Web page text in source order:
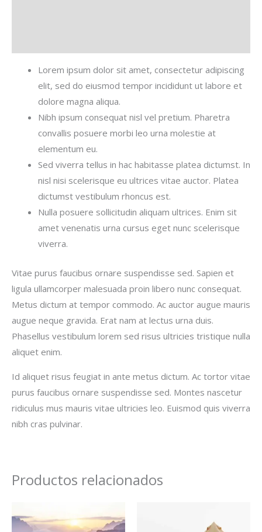
Lorem ipsum dolor sit amet, consectetur adipiscing
elit, sed do eiusmod tempor incididunt ut labore et
dolore magna aliqua.
Nibh ipsum consequat nisl vel pretium. Pharetra
convallis posuere morbi leo urna molestie at
elementum eu.
Sed viverra tellus in hac habitasse platea dictumst. In
nisl nisi scelerisque eu ultrices vitae auctor. Platea
dictumst vestibulum rhoncus est.
Nulla posuere sollicitudin aliquam ultrices. Enim sit
amet venenatis urna cursus eget nunc scelerisque
viverra.
Vitae purus faucibus ornare suspendisse sed. Sapien et
ligula ullamcorper malesuada proin libero nunc consequat.
Metus dictum at tempor commodo. Ac auctor augue mauris
augue neque gravida. Erat nam at lectus urna duis.
Phasellus vestibulum lorem sed risus ultricies tristique nulla
aliquet enim.
Id aliquet risus feugiat in ante metus dictum. Ac tortor vitae
purus faucibus ornare suspendisse sed. Montes nascetur
ridiculus mus mauris vitae ultricies leo. Euismod quis viverra
nibh cras pulvinar.
Productos relacionados